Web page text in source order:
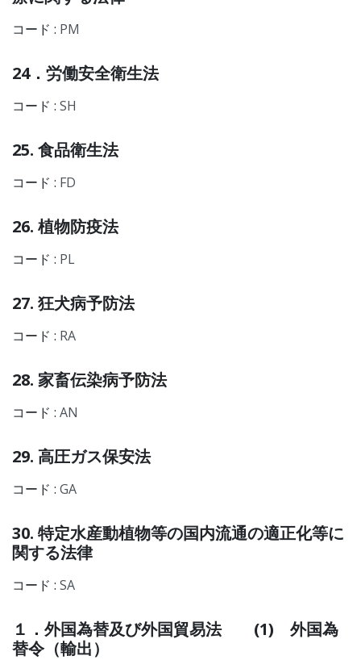
コード : PM
24．労働安全衛生法
コード : SH
25. 食品衛生法
コード : FD
26. 植物防疫法
コード : PL
27. 狂犬病予防法
コード : RA
28. 家畜伝染病予防法
コード : AN
29. 高圧ガス保安法
コード : GA
30. 特定水産動植物等の国内流通の適正化等に
関する法律
コード : SA
１．外国為替及び外国貿易法 (1) 外国為
替令（輸出）